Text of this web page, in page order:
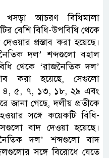
খসড়া আচরণ বিধিমালা
বেশি বিধি-উপবিধি থেকে
প্রস্তাব করা হয়েছে।
দল’ শব্দগুলো বহাল
থেকে ‘রাজনৈতিক দল’
করা হয়েছে, সেগুলো
৪, ৫, ৭, ১৩, ১৮, ২৯ এবং
জানা গেছে, দলীয় প্রতীকে
সঙ্গে কয়েকটি বিধি-
বাদ দেওয়া হয়েছে।
দল’ শব্দগুলো বাদ
সঙ্গে বিরোধে যেতে